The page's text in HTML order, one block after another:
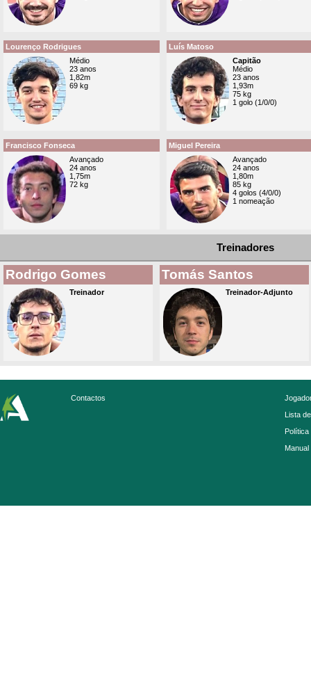
Lourenço Rodrigues
Médio
23 anos
1,82m
69 kg
Luís Matoso
Capitão
Médio
23 anos
1,93m
75 kg
1 golo (1/0/0)
Francisco Fonseca
Avançado
24 anos
1,75m
72 kg
Miguel Pereira
Avançado
24 anos
1,80m
85 kg
4 golos (4/0/0)
1 nomeação
Treinadores
Rodrigo Gomes
Treinador
Tomás Santos
Treinador-Adjunto
Contactos
Lista